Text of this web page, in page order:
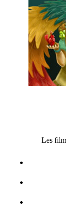
Les